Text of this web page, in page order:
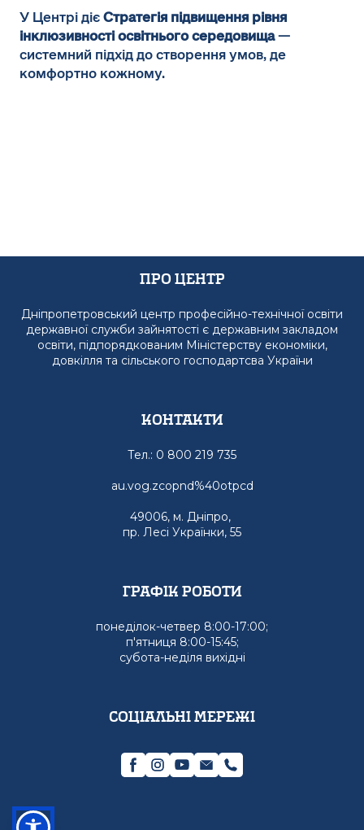
У Центрі дієСтратегія підвищення рівня
інклюзивності освітнього середовища—
системний підхід до створення умов, де
комфортно кожному.
Про Центр
Дніпропетровський центр професійно-технічної освіти
державної служби зайнятості є державним закладом
освіти, підпорядкованим Міністерству економіки,
довкілля та сільського господартсва України
Контакти
Тел.: 0 800 219 735
au.vog.zcopnd%40otpcd
49006, м. Дніпро,
пр. Лесі Українки, 55
графік роботи
понеділок-четвер 8:00-17:00;
п'ятниця 8:00-15:45;
субота-неділя вихідні
Соціальні мережі